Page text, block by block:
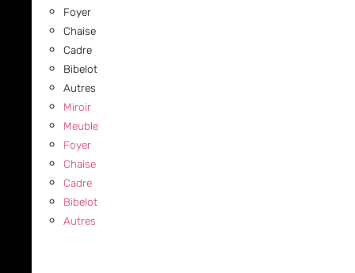
Foyer
Chaise
Cadre
Bibelot
Autres
Miroir
Meuble
Foyer
Chaise
Cadre
Bibelot
Autres